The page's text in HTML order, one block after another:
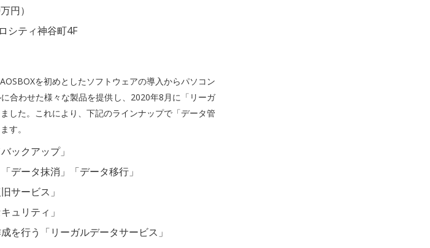
円）
シティ神谷町4F
を初めとしたソフトウェアの導入からパソコン
合わせた様々な製品を提供し、2020年8月に「リーガ
した。これにより、下記のラインナップで「データ管
す。
ックアップ」
データ抹消」「データ移行」
サービス」
ュリティ」
を行う「リーガルデータサービス」